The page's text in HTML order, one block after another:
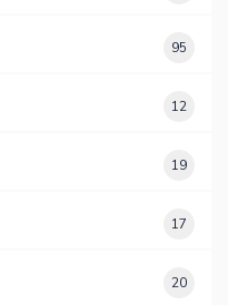
95
12
19
17
20